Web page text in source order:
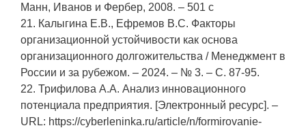
Манн, Иванов и Фербер, 2008. – 501 с
21. Калыгина Е.В., Ефремов В.С. Факторы
организационной устойчивости как основа
организационного долгожительства / Менеджмент в
России и за рубежом. – 2024. – № 3. – С. 87-95.
22. Трифилова А.А. Анализ инновационного
потенциала предприятия. [Электронный ресурс]. –
URL: https://cyberleninka.ru/article/n/formirovanie-